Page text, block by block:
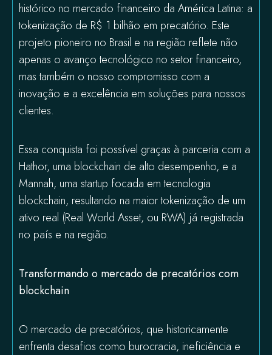
histórico no mercado financeiro da América Latina: a
tokenização de R$ 1 bilhão em precatório. Este
projeto pioneiro no Brasil e na região reflete não
apenas o avanço tecnológico no setor financeiro,
mas também o nosso compromisso com a
inovação e a excelência em soluções para nossos
clientes.
Essa conquista foi possível graças à parceria com a
Hathor, uma blockchain de alto desempenho, e a
Mannah, uma startup focada em tecnologia
blockchain, resultando na maior tokenização de um
ativo real (Real World Asset, ou RWA) já registrada
no país e na região.
Transformando o mercado de precatórios com
blockchain
O mercado de precatórios, que historicamente
enfrenta desafios como burocracia, ineficiência e